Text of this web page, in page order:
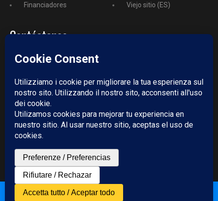
Financiadores Viejo sitio (ES)
Contáctanos
Teléfono+52 729 243 3743
Email:
redazione@puntodincontro.mx
PUNTODINCONTRO
Copyright © 2025 Puntodincontro